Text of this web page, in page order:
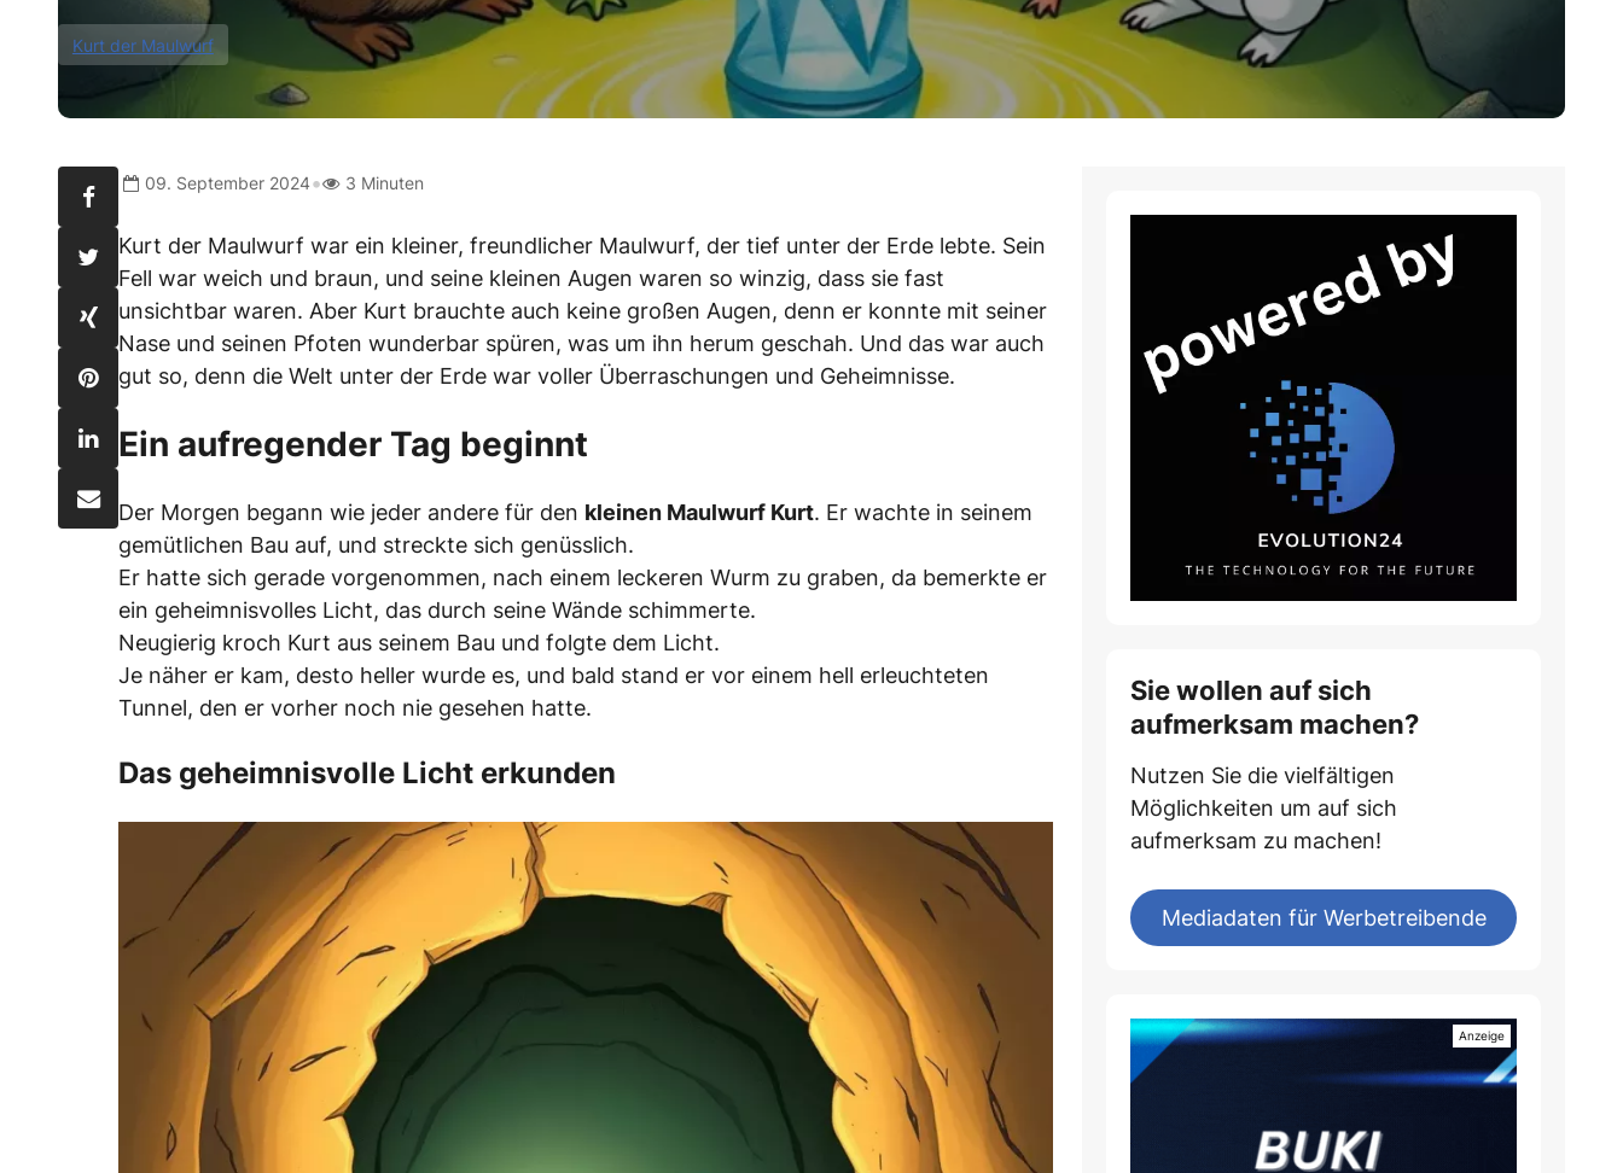
Kurt der Maulwurf
09. September 2024• 3 Minuten
Kurt der Maulwurf war ein kleiner, freundlicher Maulwurf, der tief unter der Erde lebte. Sein
Fell war weich und braun, und seine kleinen Augen waren so winzig, dass sie fast
unsichtbar waren. Aber Kurt brauchte auch keine großen Augen, denn er konnte mit seiner
Nase und seinen Pfoten wunderbar spüren, was um ihn herum geschah. Und das war auch
gut so, denn die Welt unter der Erde war voller Überraschungen und Geheimnisse.
Ein aufregender Tag beginnt
Der Morgen begann wie jeder andere für den kleinen Maulwurf Kurt. Er wachte in seinem
gemütlichen Bau auf, und streckte sich genüsslich.
Er hatte sich gerade vorgenommen, nach einem leckeren Wurm zu graben, da bemerkte er
ein geheimnisvolles Licht, das durch seine Wände schimmerte.
Neugierig kroch Kurt aus seinem Bau und folgte dem Licht.
Je näher er kam, desto heller wurde es, und bald stand er vor einem hell erleuchteten
Tunnel, den er vorher noch nie gesehen hatte.
Das geheimnisvolle Licht erkunden
Sie wollen auf sich
aufmerksam machen?
Nutzen Sie die vielfältigen
Möglichkeiten um auf sich
aufmerksam zu machen!
Mediadaten für Werbetreibende